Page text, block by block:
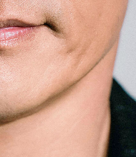
ると、プレゼント応募情報
イベント、ブランドのエクス
、特別なコンテンツ情報を
す。更に『AdvancedTime』
内もあり、送付手数料のみを
『AdvancedTime』をお楽し
みましょう！